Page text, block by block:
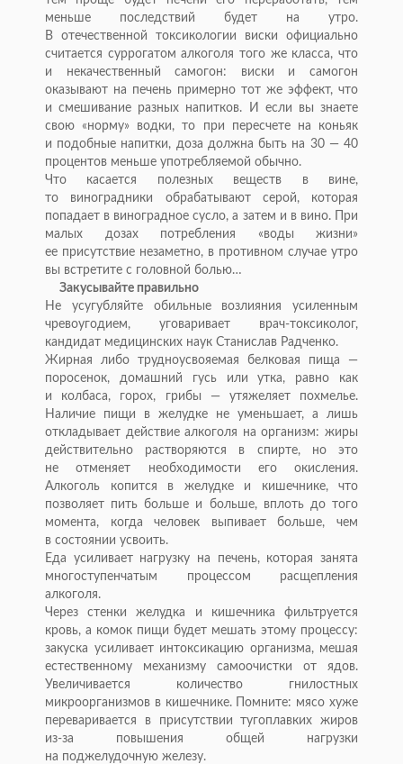
меньше последствий будет на
утро.
В
отечественной токсикологии виски официально
считается суррогатом алкоголя того же класса, что
и
некачественный самогон: виски и
самогон
оказывают на печень примерно тот же эффект, что
и смешивание разных напитков. И если вы знаете
свою «норму» водки, то при пересчете на
коньяк
и подобные напитки, доза должна быть на 30 —40
процентов меньше употребляемой обычно.
Что касается полезных веществ в
вине,
то
виноградники обрабатывают серой, которая
попадает в виноградное сусло, а затем и в вино. При
малых дозах потребления
«воды жизни»
ее присутствие незаметно, в противном случае утро
вы встретите с головной болью…
Закусывайте правильно
Не
усугубляйте обильные возлияния усиленным
чревоугодием, уговаривает врач-токсиколог,
кандидат медицинских наук Станислав Радченко.
Жирная либо трудноусвояемая белковая пища
—
поросенок, домашний гусь или утка, равно как
и
колбаса, горох, грибы —утяжеляет похмелье.
Наличие пищи в
желудке не уменьшает, а
лишь
откладывает действие алкоголя на организм: жиры
действительно растворяются в
спирте, но
это
не
отменяет необходимости его окисления.
Алкоголь копится в
желудке и
кишечнике, что
позволяет пить больше и
больше, вплоть до того
момента, когда человек выпивает больше, чем
в состоянии усвоить.
Еда усиливает нагрузку на
печень, которая занята
многоступенчатым процессом расщепления
алкоголя.
Через стенки желудка и
кишечника фильтруется
кровь, а комок пищи будет мешать этому процессу:
закуска усиливает интоксикацию организма, мешая
естественному механизму самоочистки от
ядов.
Увеличивается количество гнилостных
микроорганизмов в кишечнике. Помните: мясо хуже
переваривается в
присутствии тугоплавких жиров
из-за повышения общей нагрузки
на поджелудочную железу.